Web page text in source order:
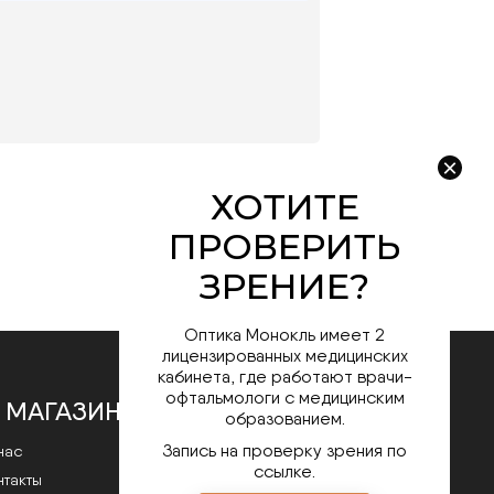
Оптика Монокль имеет 2
лицензированных медицинских
кабинета, где работают врачи-
офтальмологи с медицинским
образованием.
Запись на проверку зрения по
ссылке.